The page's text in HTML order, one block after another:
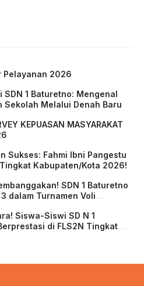
Pelayanan 2026
SDN 1 Baturetno: Mengenal
Sekolah Melalui Denah Baru
KEPUASAN MASYARAKAT
Sukses: Fahmi Ibni Pangestu
Kabupaten/Kota 2026!
SDN 1 Baturetno
dalam Turnamen Voli
Siswa-Siswi SD N 1
di FLS2N Tingkat